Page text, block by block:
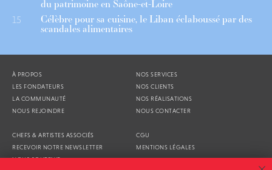
du patrimoine en Saône-et-Loire
15 Célèbre pour sa cuisine, le Liban éclaboussé par des
scandales alimentaires
À PROPOS
LES FONDATEURS
LA COMMUNAUTÉ
NOUS REJOINDRE
NOS SERVICES
NOS CLIENTS
NOS RÉALISATIONS
NOUS CONTACTER
CHEFS & ARTISTES ASSOCIÉS
RECEVOIR NOTRE NEWSLETTER
NOUS SOUTENIR
CGU
MENTIONS LÉGALES